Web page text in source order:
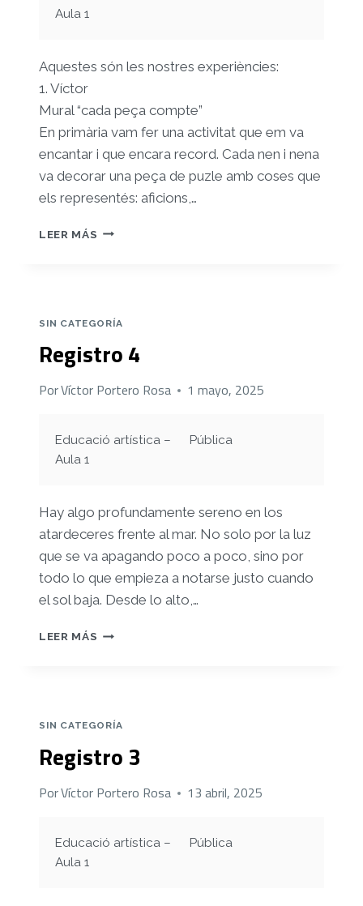
Aula 1
Aquestes són les nostres experiències:
1. Víctor
Mural “cada peça compte”
En primària vam fer una activitat que em va
encantar i que encara record. Cada nen i nena
va decorar una peça de puzle amb coses que
els representés: aficions,…
LEER MÁS RECULL
SIN CATEGORÍA
Registro 4
PorVíctor Portero Rosa 1 mayo, 2025
Educació artística –
Aula 1
Pública
Hay algo profundamente sereno en los
atardeceres frente al mar. No solo por la luz
que se va apagando poco a poco, sino por
todo lo que empieza a notarse justo cuando
el sol baja. Desde lo alto,…
LEER MÁS REGISTRO
SIN CATEGORÍA
Registro 3
PorVíctor Portero Rosa 13 abril, 2025
Educació artística –
Aula 1
Pública